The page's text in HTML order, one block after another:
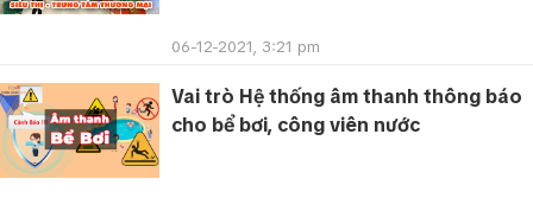
06-12-2021, 3:21 pm
Vai trò Hệ thống âm thanh thông báo
cho bể bơi, công viên nước